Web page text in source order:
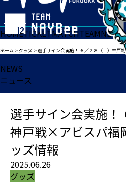
HOMETICKETMATCHTEAMNEWS
ホーム >グッズ >選手サイン会実施！ ６／２８（土）神
NEWS
ニュース
選手サイン会実施！
神戸戦×アビスパ
ッズ情報
2025.06.26
グッズ